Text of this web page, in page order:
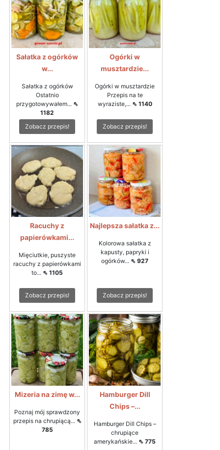
Sałatka z ogórków
w...
Sałatka z ogórków
Ostatnio
przygotowywałem... ⇖
1182
Zobacz przepis!
Ogórki w
musztardzie...
Ogórki w musztardzie
Przepis na te
wyraziste,... ⇖ 1140
Zobacz przepis!
Racuchy z
papierówkami...
Mięciutkie, puszyste
racuchy z papierówkami
to... ⇖ 1105
Zobacz przepis!
Najlepsza sałatka z...
Kolorowa sałatka z
kapusty, papryki i
ogórków... ⇖ 927
Zobacz przepis!
Mizeria na zimę w...
Poznaj mój sprawdzony
przepis na chrupiącą... ⇖
785
Hamburger Dill
Chips –...
Hamburger Dill Chips –
chrupiące
amerykańskie... ⇖ 775